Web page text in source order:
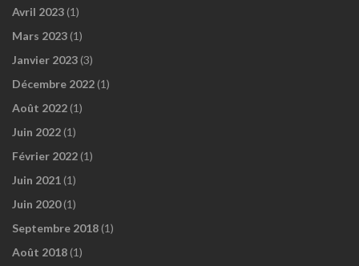
Avril 2023 (1)
Mars 2023 (1)
Janvier 2023 (3)
Décembre 2022 (1)
Août 2022 (1)
Juin 2022 (1)
Février 2022 (1)
Juin 2021 (1)
Juin 2020(1)
Septembre 2018 (1)
Août 2018 (1)